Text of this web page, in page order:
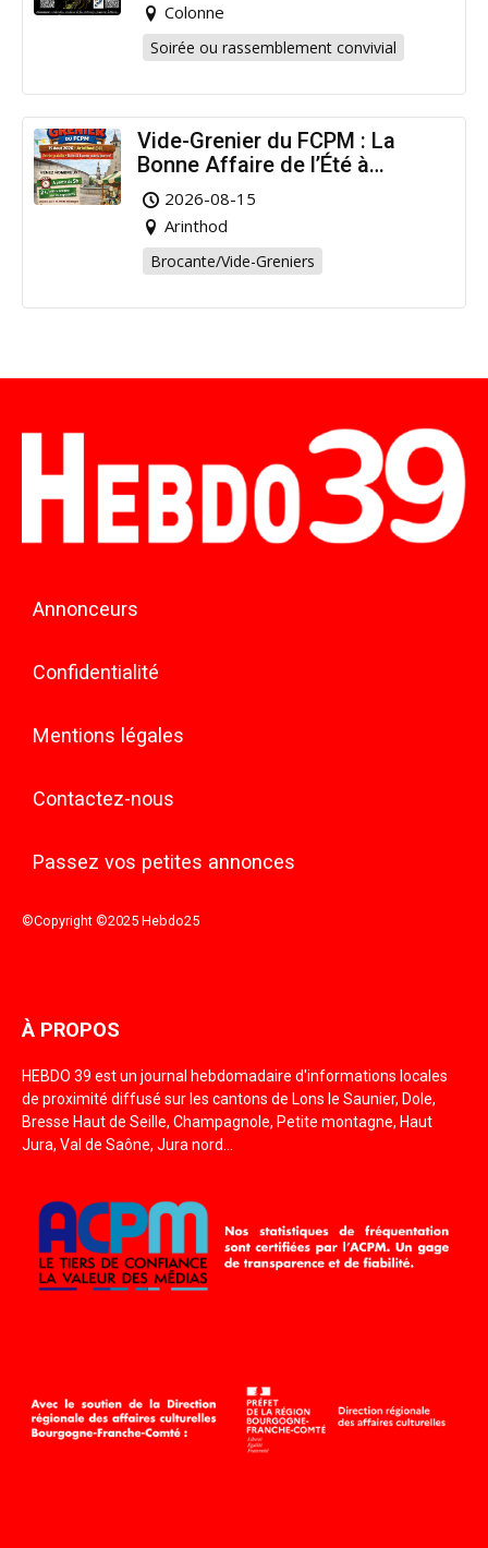
Colonne
Soirée ou rassemblement convivial
Vide-Grenier du FCPM : La
Bonne Affaire de l’Été à
Arinthod !
2026-08-15
Arinthod
Brocante/Vide-Greniers